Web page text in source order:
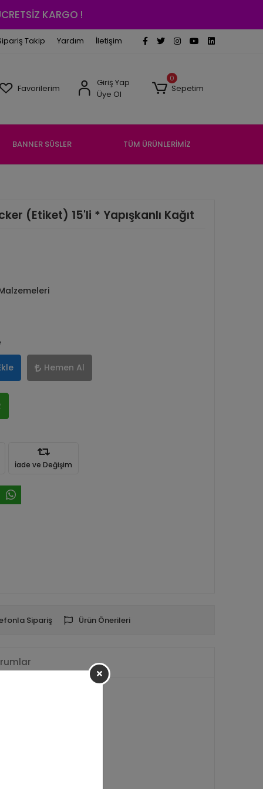
KARGO !
Takip Yardım İletişim
Favorilerim
Giriş Yap
Üye Ol
0
Sepetim
BANNER SÜSLER TÜM ÜRÜNLERİMİZ
(Etiket) 15'li * Yapışkanlı Kağıt
Hemen Al
İade ve Değişim
Sipariş Ürün Önerileri